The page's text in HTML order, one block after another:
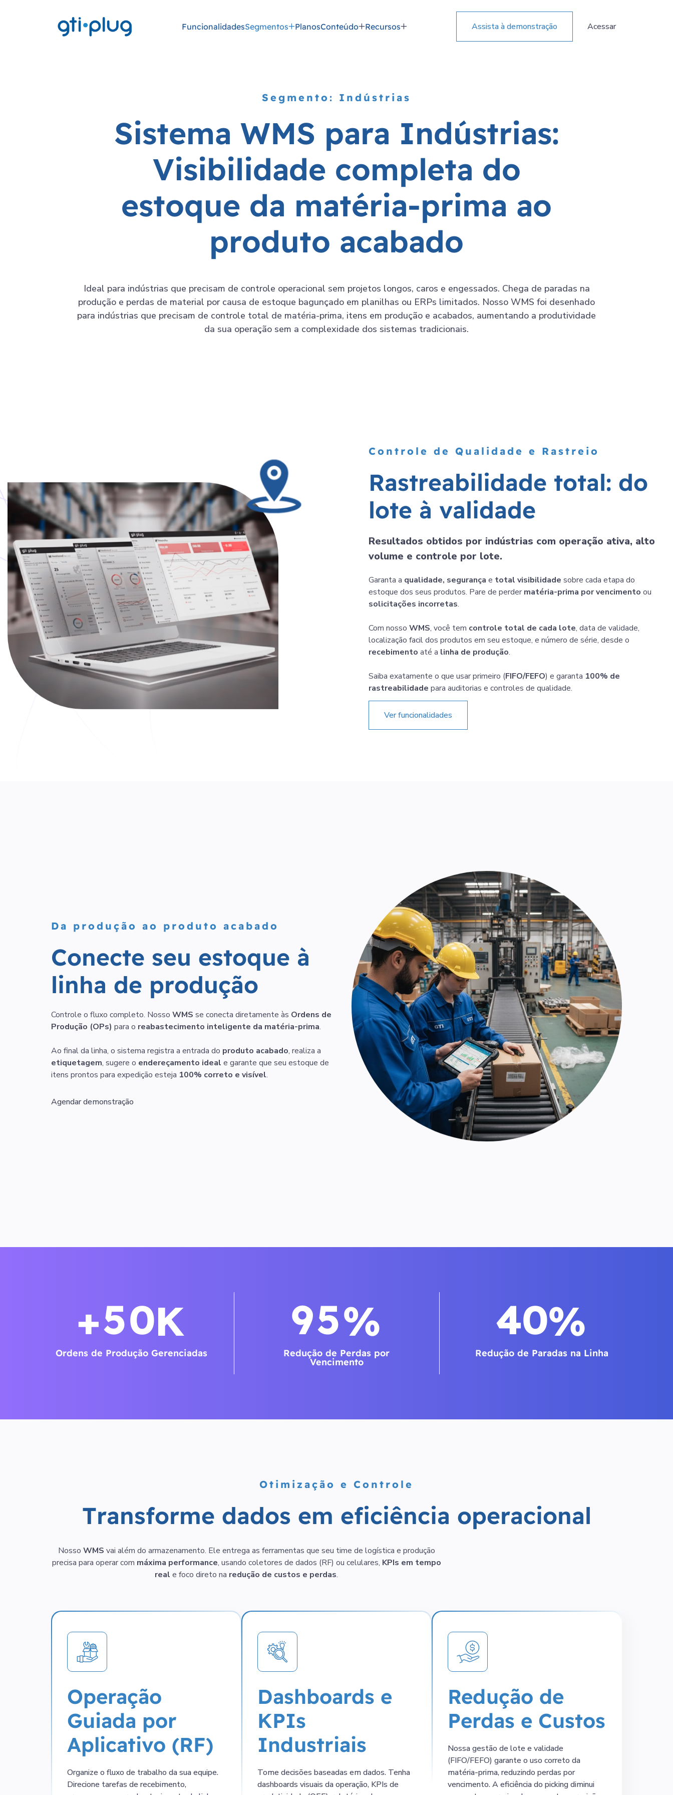
FuncionalidadesSegmentos PlanosConteúdo Recursos Assista à demonstração Acessar
Segmento: Indústrias
Sistema WMS para Indústrias:
Visibilidade completa do
estoque da matéria-prima ao
produto acabado
Ideal para indústrias que precisam de controle operacional sem projetos longos, caros e engessados. Chega de paradas na
produção e perdas de material por causa de estoque bagunçado em planilhas ou ERPs limitados. Nosso WMS foi desenhado
para indústrias que precisam de controle total de matéria-prima, itens em produção e acabados, aumentando a produtividade
da sua operação sem a complexidade dos sistemas tradicionais.
Controle de Qualidade e Rastreio
Rastreabilidade total: do
lote à validade
Resultados obtidos por indústrias com operação ativa, alto
volume e controle por lote.
Garanta a qualidade, segurança e total visibilidade sobre cada etapa do
estoque dos seus produtos. Pare de perder matéria-prima por vencimento ou
solicitações incorretas.
Com nossoWMS, você tem controle total de cada lote, data de validade,
localização facil dos produtos em seu estoque, e número de série, desde o
recebimento até a linha de produção.
Saiba exatamente o que usar primeiro (FIFO/FEFO) e garanta 100% de
rastreabilidade para auditorias e controles de qualidade.
Ver funcionalidades
Da produção ao produto acabado
Conecte seu estoque à
linha de produção
Controle o fluxo completo. Nosso WMS se conecta diretamente às Ordens de
Produção (OPs) para o reabastecimento inteligente da matéria-prima.
Ao final da linha, o sistema registra a entrada do produto acabado, realiza a
etiquetagem, sugere o endereçamento ideal e garante que seu estoque de
itens prontos para expedição esteja 100% correto e visível.
Agendar demonstração
+50K
Ordens de Produção Gerenciadas
95%
Redução de Perdas por
Vencimento
40%
Redução de Paradas na Linha
Otimização e Controle
Transforme dados em eficiência operacional
Nosso WMS vai além do armazenamento. Ele entrega as ferramentas que seu time de logística e produção
precisa para operar com máxima performance, usando coletores de dados (RF) ou celulares, KPIs em tempo
real e foco direto na redução de custos e perdas.
Operação
Guiada por
Aplicativo (RF)
Organize o fluxo de trabalho da sua equipe.
Direcione tarefas de recebimento,
Dashboards e
KPIs
Industriais
Tome decisões baseadas em dados. Tenha
dashboards visuais da operação, KPIs de
Redução de
Perdas e Custos
Nossa gestão de lote e validade
(FIFO/FEFO) garante o uso correto da
matéria-prima, reduzindo perdas por
vencimento. A eficiência do picking diminui